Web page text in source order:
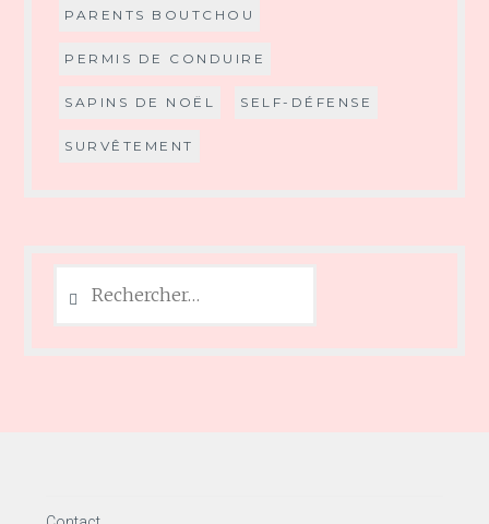
PARENTS BOUTCHOU
PERMIS DE CONDUIRE
SAPINS DE NOËL SELF-DÉFENSE
SURVÊTEMENT